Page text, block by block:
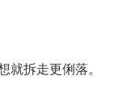
就拆走更俐落。